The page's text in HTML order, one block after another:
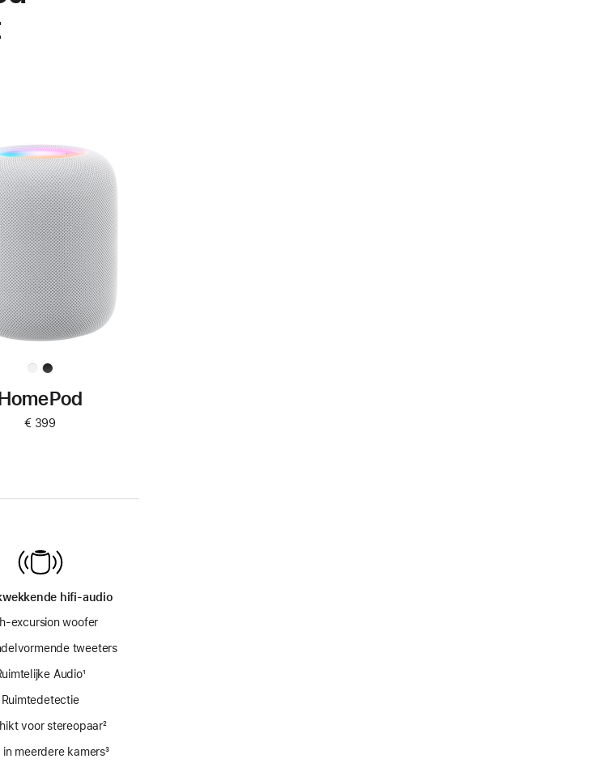
Lees
meer
over
HomePod
€ 399
hifi-audio
excursion woofer
tweeters
Audiovoetnoot
¹
Ruimtedetectie
voor stereopaarvoetnoot
²
in meerdere kamersvoetnoot
³